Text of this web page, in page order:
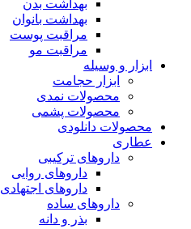
بهداشت بدن
بهداشت بانوان
مراقبت پوست
مراقبت مو
ابزار و وسیله
ابزار حجامت
محصولات نمدی
محصولات پشمی
محصولات دانلودی
عطاری
داروهای ترکیبی
داروهای روایی
داروهای اجتهادی
داروهای ساده
بذر و دانه